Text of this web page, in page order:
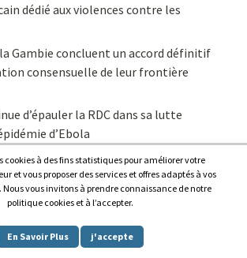
dédié aux violences contre les
Gambie concluent un accord définitif
consensuelle de leur frontière
d’épauler la RDC dans sa lutte
d’Ebola
l’info du continent en continu
WordPress.| Theme: Awaken by
cookies à des fins statistiques pour améliorer votre
et vous proposer des services et offres adaptés à vos
Nous vous invitons à prendre connaissance de notre
politique cookies et à l’accepter.
En Savoir Plus j'accepte